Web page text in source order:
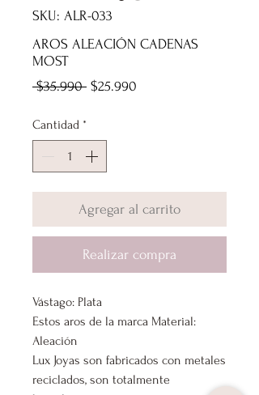
SKU: ALR-033
AROS ALEACIÓN CADENAS
MOST
$35.990 Precio
$25.990
Cantidad *
Agregar al carrito
Realizar compra
Vástago: Plata
Estos aros de la marca Material:
Aleación
Lux Joyas son fabricados con metales
reciclados, son totalmente